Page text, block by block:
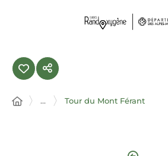
... Tour du Mont Férant